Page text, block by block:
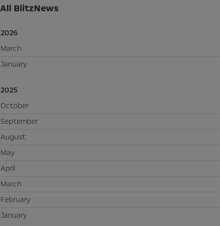
All BlitzNews
2026
March
January
2025
October
September
August
May
April
March
February
January